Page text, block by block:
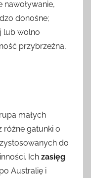
donośne;
lub wolno
przybrzeżna,
małych
różne gatunki o
do
Ich zasięg
Australię i